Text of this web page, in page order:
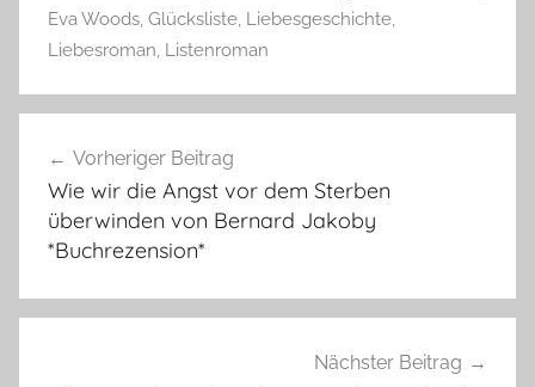
Eva Woods, Glücksliste, Liebesgeschichte,
Liebesroman, Listenroman
Vorheriger Beitrag
Wie wir die Angst vor dem Sterben
überwinden von Bernard Jakoby
*Buchrezension*
Nächster Beitrag